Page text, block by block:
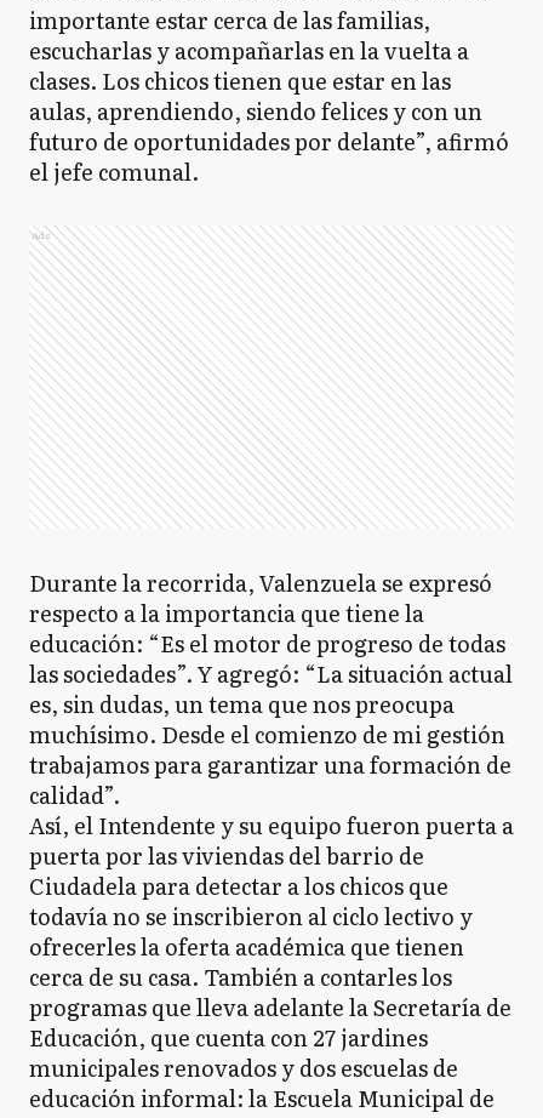
importante estar cerca de las familias,
escucharlas y acompañarlas en la vuelta a
clases. Los chicos tienen que estar en las
aulas, aprendiendo, siendo felices y con un
futuro de oportunidades por delante”, afirmó
el jefe comunal.
Ads
Durante la recorrida, Valenzuela se expresó
respecto a la importancia que tiene la
educación: “Es el motor de progreso de todas
las sociedades”. Y agregó: “La situación actual
es, sin dudas, un tema que nos preocupa
muchísimo. Desde el comienzo de mi gestión
trabajamos para garantizar una formación de
calidad”.
Así, el Intendente y su equipo fueron puerta a
puerta por las viviendas del barrio de
Ciudadela para detectar a los chicos que
todavía no se inscribieron al ciclo lectivo y
ofrecerles la oferta académica que tienen
cerca de su casa. También a contarles los
programas que lleva adelante la Secretaría de
Educación, que cuenta con 27 jardines
municipales renovados y dos escuelas de
educación informal: la Escuela Municipal de